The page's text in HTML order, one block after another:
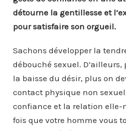
détourne la gentillesse et
pour satisfaire son orgueil.
Sachons développer la
débouché sexuel.
la baisse du désir, plus on
contact physique non
confiance et la relation elle-
fois que votre homme vous